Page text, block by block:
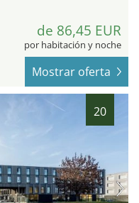
de 86,45 EUR
por habitación y noche
Mostrar oferta
20